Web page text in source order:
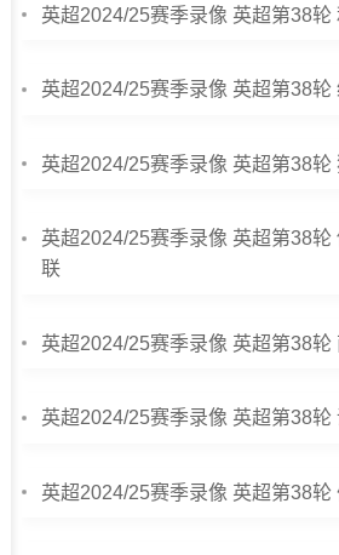
英超2024/25赛季录像 英超第38轮
英超2024/25赛季录像 英超第38轮
英超2024/25赛季录像 英超第38轮
英超2024/25赛季录像 英超第38
联
英超2024/25赛季录像 英超第38轮
英超2024/25赛季录像 英超第38轮
英超2024/25赛季录像 英超第38